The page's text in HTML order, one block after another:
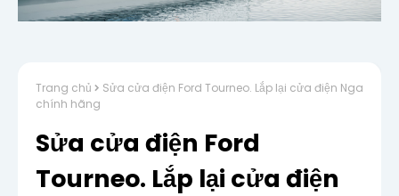
Trang chủ
Sửa cửa điện Ford Tourneo. Lắp lại cửa điện Nga
chính hãng
Sửa cửa điện Ford
Tourneo. Lắp lại cửa điện